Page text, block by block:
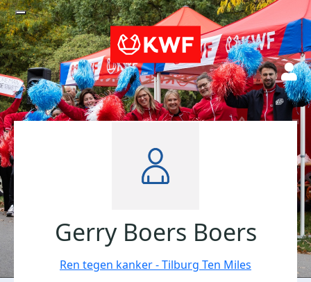
Gerry Boers Boers
Ren tegen kanker - Tilburg Ten Miles